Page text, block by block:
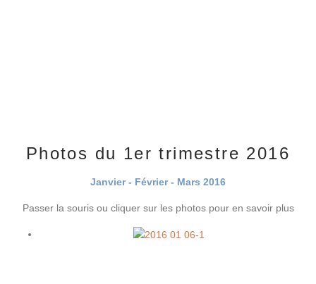
Photos du 1er trimestre 2016
Janvier - Février - Mars 2016
Passer la souris ou cliquer sur les photos pour en savoir plus